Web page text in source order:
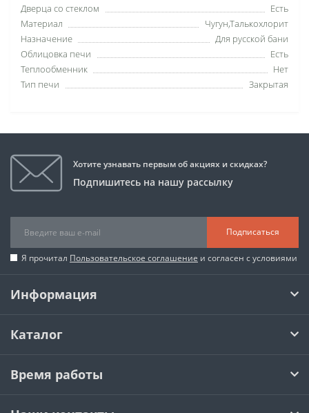
Дверца со стеклом
Есть
Материал
Чугун,Талькохлорит
Назначение
Для русской бани
Облицовка печи
Есть
Теплообменник
Нет
Тип печи
Закрытая
Хотите узнавать первым об акциях и скидках?
Подпишитесь на нашу рассылку
Подписаться
Я прочитал Пользовательское соглашение и согласен с условиями
Информация
Каталог
Время работы